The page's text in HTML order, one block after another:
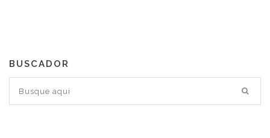
OBSERVATORIO SEGUNDA OPORTUNIDAD. BEPI
ADMINISTRADOR DE EMPRESA SANCIONADA
BUSCADOR